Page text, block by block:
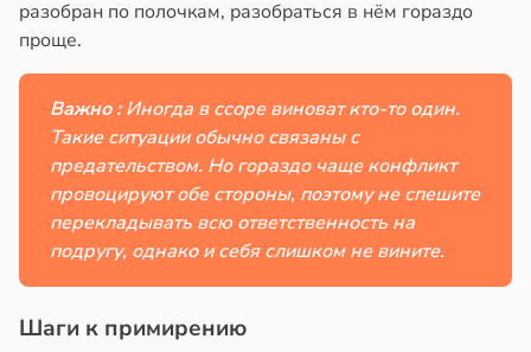
разобран по полочкам, разобраться в нём гораздо
проще.
Важно :Иногда в ссоре виноват кто-то один.
Такие ситуации обычно связаны с
предательством. Но гораздо чаще конфликт
провоцируют обе стороны, поэтому не спешите
перекладывать всю ответственность на
подругу, однако и себя слишком не вините.
Шаги к примирению